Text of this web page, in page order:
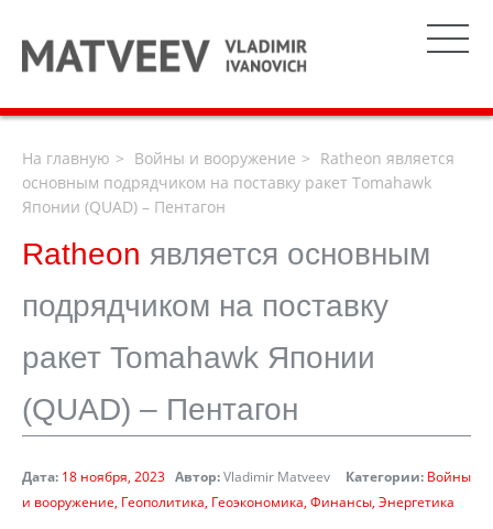
На главную Войны и вооружение
Ratheon является
основным подрядчиком на поставку ракет Tomahawk
Японии (QUAD) – Пентагон
Ratheon является основным
подрядчиком на поставку
ракет Tomahawk Японии
(QUAD) – Пентагон
Дата: 18 ноября, 2023 Автор:Vladimir Matveev Категории: Войны
и вооружение Геополитика Геоэкономика Финансы Энергетика